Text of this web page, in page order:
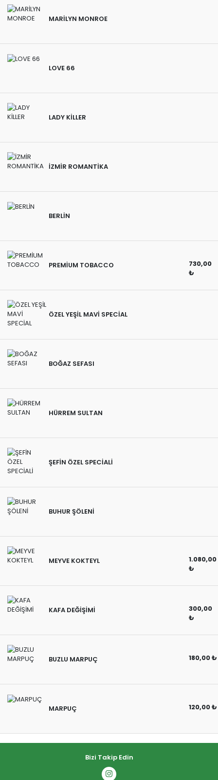
MARİLYN MONROE
LOVE 66
LADY KİLLER
İZMİR ROMANTİKA
BERLİN
PREMİUM TOBACCO
730,00
₺
ÖZEL YEŞİL MAVİ SPECİAL
BOĞAZ SEFASI
HÜRREM SULTAN
ŞEFİN ÖZEL SPECİALİ
BUHUR ŞÖLENİ
MEYVE KOKTEYL
1.080,00
₺
KAFA DEĞİŞİMİ
300,00
₺
BUZLU MARPUÇ 180,00 ₺
MARPUÇ 120,00 ₺
Bizi Takip Edin